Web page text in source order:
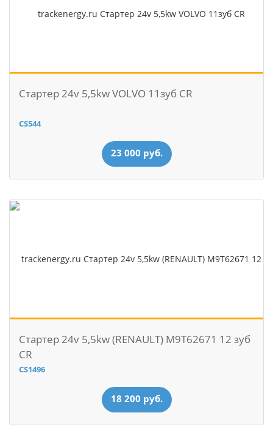
Стартер 24v 5,5kw VOLVO 11зуб CR
CS544
23 000 руб.
Стартер 24v 5,5kw (RENAULT) M9T62671 12 зуб
CR
CS1496
18 200 руб.